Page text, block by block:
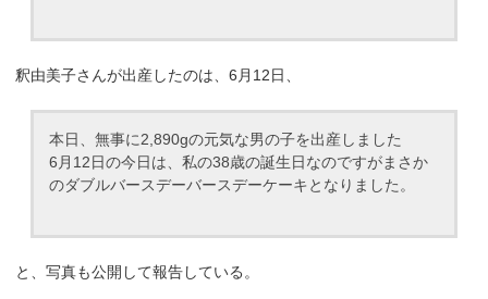
釈由美子さんが出産したのは、6月12日、
本日、無事に2,890gの元気な男の子を出産しました
6月12日の今日は、私の38歳の誕生日なのですがまさか
のダブルバースデーバースデーケーキとなりました。
と、写真も公開して報告している。